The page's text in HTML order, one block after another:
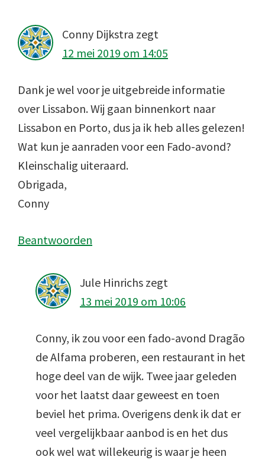
Conny Dijkstra zegt
12 mei 2019 om 14:05
Dank je wel voor je uitgebreide informatie
over Lissabon. Wij gaan binnenkort naar
Lissabon en Porto, dus ja ik heb alles gelezen!
Wat kun je aanraden voor een Fado-avond?
Kleinschalig uiteraard.
Obrigada,
Conny
Beantwoorden
Jule Hinrichs zegt
13 mei 2019 om 10:06
Conny, ik zou voor een fado-avond Dragão
de Alfama proberen, een restaurant in het
hoge deel van de wijk. Twee jaar geleden
voor het laatst daar geweest en toen
beviel het prima. Overigens denk ik dat er
veel vergelijkbaar aanbod is en het dus
ook wel wat willekeurig is waar je heen